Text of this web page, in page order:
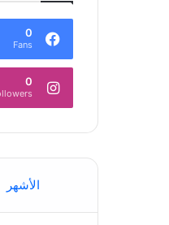
0
Fans
0
الأشهر